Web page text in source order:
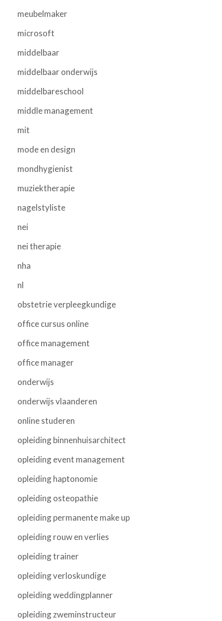
meubelmaker
microsoft
middelbaar
middelbaar onderwijs
middelbareschool
middle management
mit
mode en design
mondhygienist
muziektherapie
nagelstyliste
nei
nei therapie
nha
nl
obstetrie verpleegkundige
office cursus online
office management
office manager
onderwijs
onderwijs vlaanderen
online studeren
opleiding binnenhuisarchitect
opleiding event management
opleiding haptonomie
opleiding osteopathie
opleiding permanente make up
opleiding rouw en verlies
opleiding trainer
opleiding verloskundige
opleiding weddingplanner
opleiding zweminstructeur